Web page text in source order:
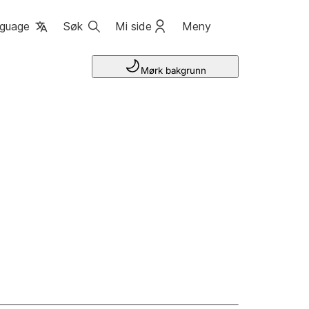
Søk Mi side Meny
Mørk bakgrunn